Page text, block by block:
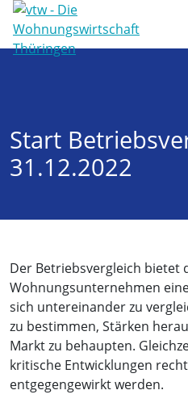
Start
31.12.2022
Der Betriebsvergleich bietet
Wohnungsunternehmen
sich untereinander zu
zu bestimmen, Stärken
Markt zu behaupten.
kritische Entwicklungen
entgegengewirkt werden.